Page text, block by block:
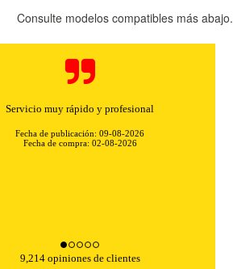
Consulte modelos compatibles más abajo.
Servicio muy rápido y profesional
Fecha de publicación: 09-08-2026
Fecha de compra: 02-08-2026
9,214 opiniones de clientes